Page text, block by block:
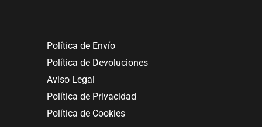
Política de Envío
Política de Devoluciones
Aviso Legal
Política de Privacidad
Política de Cookies